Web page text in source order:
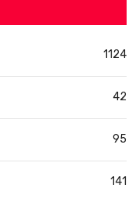
1124
42
95
141